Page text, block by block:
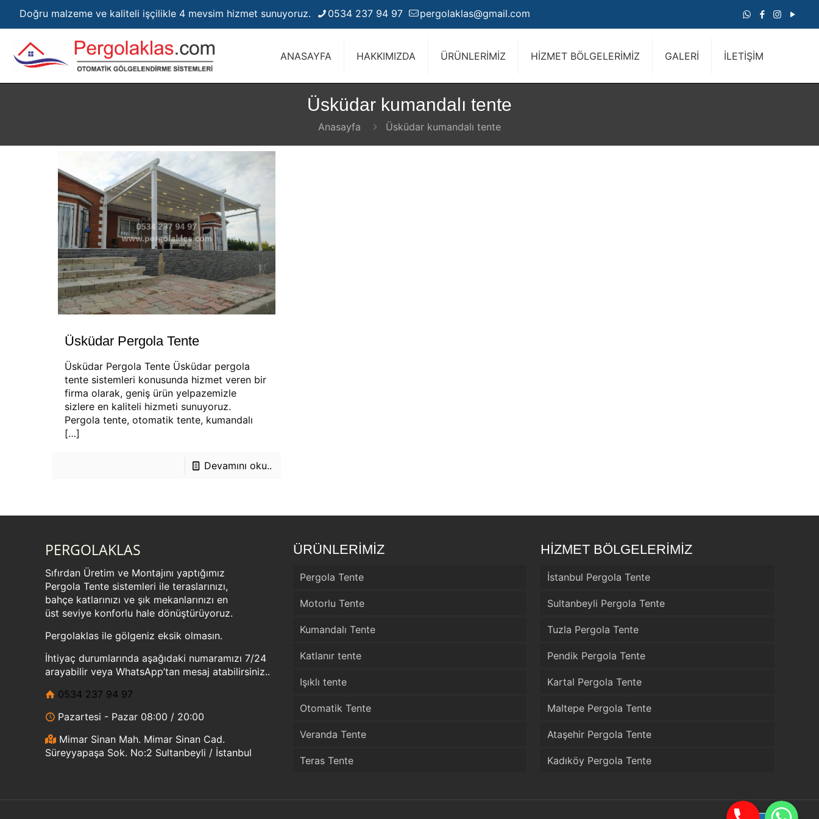
Doğru malzeme ve kaliteli işçilikle 4 mevsim hizmet sunuyoruz. 0534 237 94 97 pergolaklas@gmail.com
ANASAYFA HAKKIMIZDA ÜRÜNLERİMİZ HİZMET BÖLGELERİMİZ GALERİ İLETİŞİM
Üsküdar kumandalı tente
Anasayfa Üsküdar kumandalı tente
Üsküdar Pergola Tente
Üsküdar Pergola Tente Üsküdar pergola
tente sistemleri konusunda hizmet veren bir
firma olarak, geniş ürün yelpazemizle
sizlere en kaliteli hizmeti sunuyoruz.
Pergola tente, otomatik tente, kumandalı
[…]
Devamını oku..
PERGOLAKLAS
Sıfırdan Üretim ve Montajını yaptığımız
Pergola Tente sistemleri ile teraslarınızı,
bahçe katlarınızı ve şık mekanlarınızı en
üst seviye konforlu hale dönüştürüyoruz.
Pergolaklas ile gölgeniz eksik olmasın.
İhtiyaç durumlarında aşağıdaki numaramızı 7/24
arayabilir veya WhatsApp’tan mesaj atabilirsiniz..
0534 237 94 97
Pazartesi - Pazar 08:00 / 20:00
Mimar Sinan Mah. Mimar Sinan Cad.
Süreyyapaşa Sok. No:2 Sultanbeyli / İstanbul
ÜRÜNLERİMİZ
Pergola Tente
Motorlu Tente
Kumandalı Tente
Katlanır tente
Işıklı tente
Otomatik Tente
Veranda Tente
Teras Tente
HİZMET BÖLGELERİMİZ
İstanbul Pergola Tente
Sultanbeyli Pergola Tente
Tuzla Pergola Tente
Pendik Pergola Tente
Kartal Pergola Tente
Maltepe Pergola Tente
Ataşehir Pergola Tente
Kadıköy Pergola Tente
Telefon WhatsApp